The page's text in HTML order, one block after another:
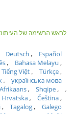
לראש הרשימה של
Deutsch
Español
Bahasa Melayu
Tiếng Việt
Türkçe
українська мова
Afrikaans
Shqipe
Hrvatska
Čeština
Tagalog Galego